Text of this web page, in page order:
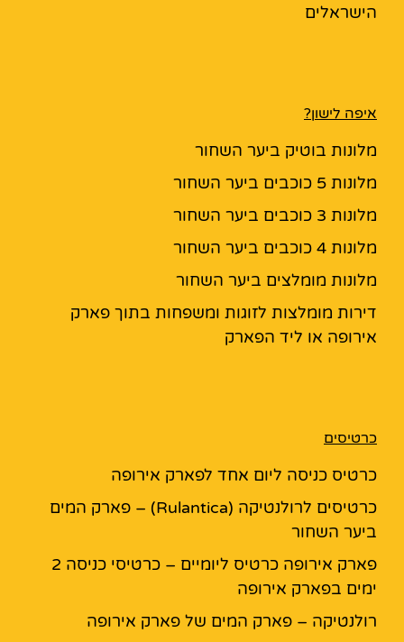
הישראלים
איפה לישון?
מלונות בוטיק ביער השחור
מלונות 5 כוכבים ביער השחור
מלונות 3 כוכבים ביער השחור
מלונות 4 כוכבים ביער השחור
מלונות מומלצים ביער השחור
דירות מומלצות לזוגות ומשפחות בתוך פארק
אירופה או ליד הפארק
כרטיסים
כרטיס כניסה ליום אחד לפארק אירופה
כרטיסים לרולנטיקה (Rulantica) – פארק המים
ביער השחור
פארק אירופה כרטיס ליומיים – כרטיסי כניסה 2
ימים בפארק אירופה
רולנטיקה – פארק המים של פארק אירופה